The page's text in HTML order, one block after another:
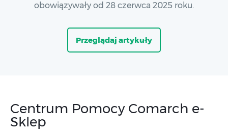
obowiązywały od 28 czerwca 2025 roku.
Przeglądaj artykuły
Centrum Pomocy Comarch e-
Sklep